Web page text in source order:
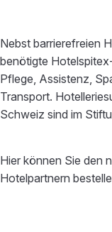
Nebst barrierefreien
benötigte
Pflege, Assistenz,
Transport.
Schweiz sind im
Hier können Sie den
Hotelpartnern